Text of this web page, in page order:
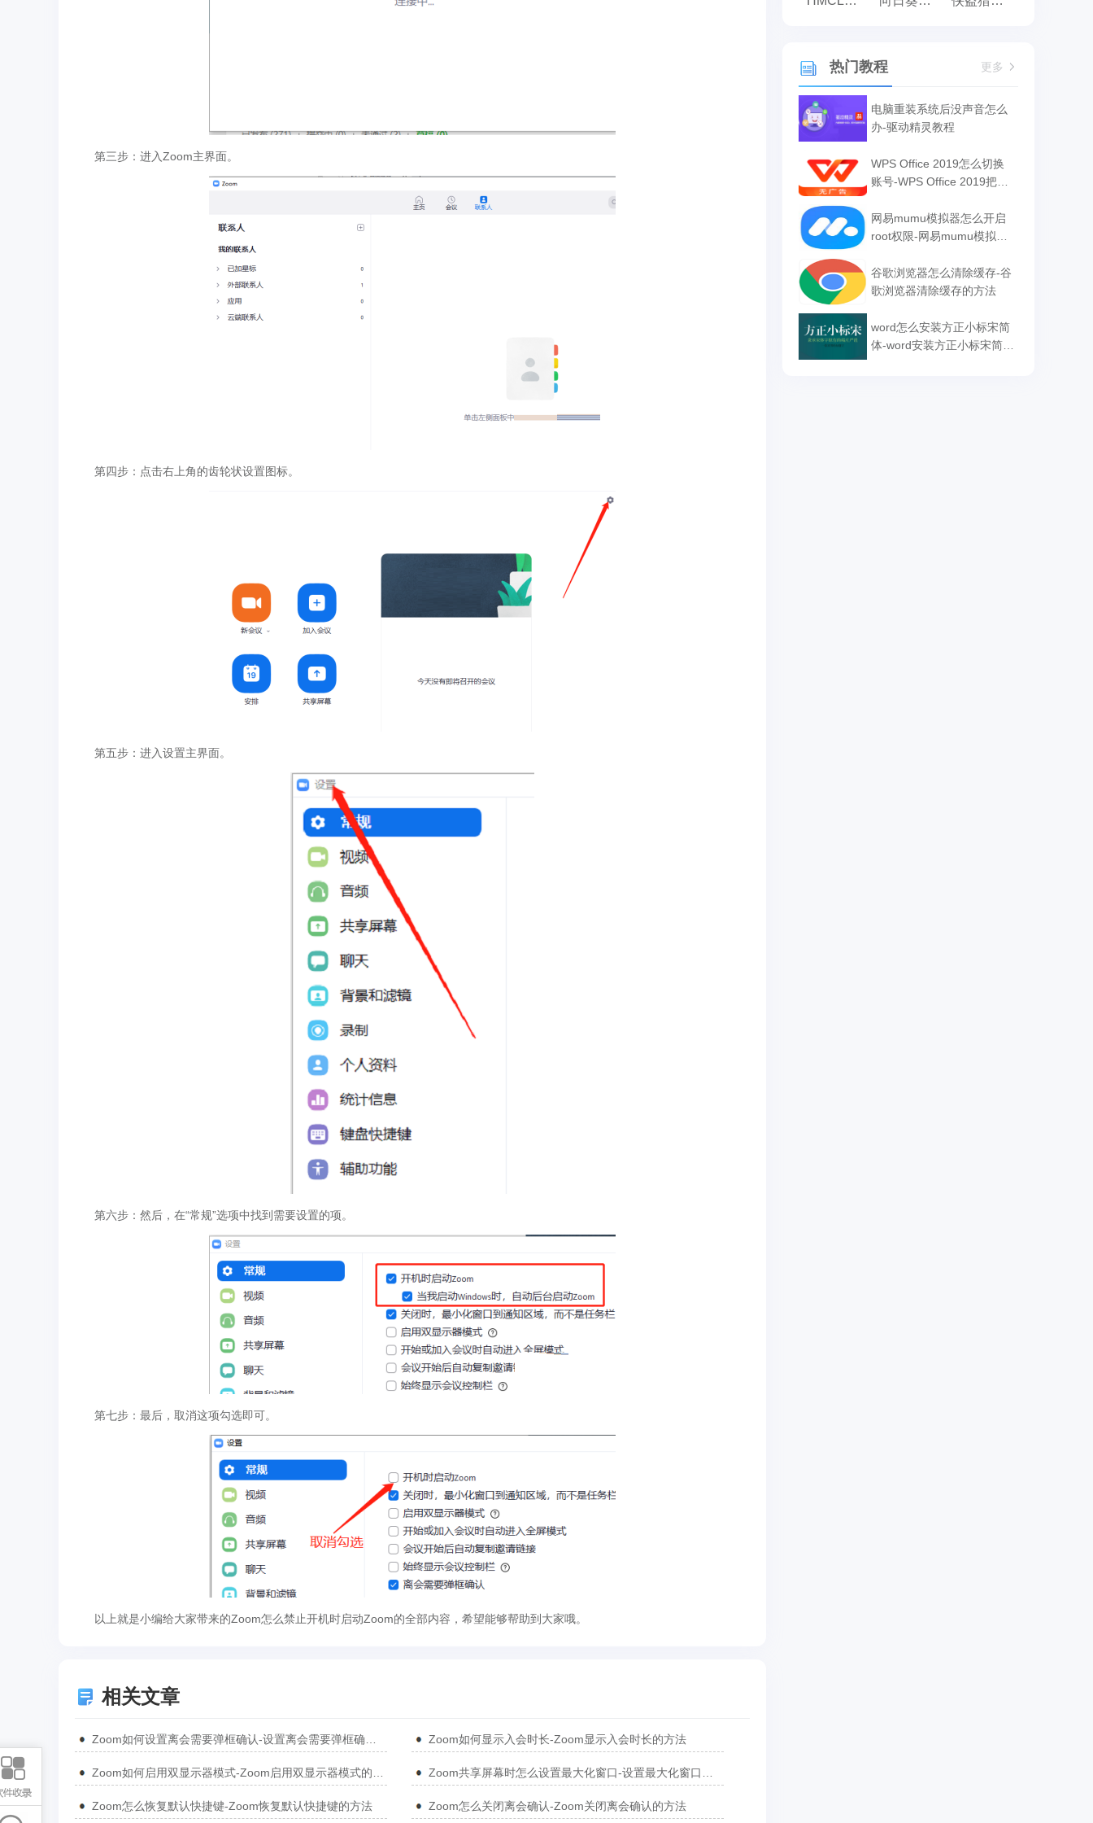
第三步：进入Zoom主界面。
第四步：点击右上角的齿轮状设置图标。
第五步：进入设置主界面。
第六步：然后，在“常规”选项中找到需要设置的项。
第七步：最后，取消这项勾选即可。
以上就是小编给大家带来的Zoom怎么禁止开机时启动Zoom的全部内容，希望能够帮助到大家哦。
相关文章
Zoom如何显示入会时长-Zoom显示入会时长的方法
Zoom怎么恢复默认快捷键-Zoom恢复默认快捷键的方法 Zoom怎么关闭离会确认-Zoom关闭离会确认的方法
热门教程 更多
电脑重装系统后没声音怎么
办-驱动精灵教程
WPS Office 2019怎么切换
账号-WPS Office 2019把切
网易mumu模拟器怎么开启
root权限-网易mumu模拟器
谷歌浏览器怎么清除缓存-谷
歌浏览器清除缓存的方法
word怎么安装方正小标宋简
体-word安装方正小标宋简体